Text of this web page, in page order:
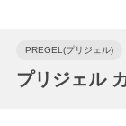
PREGEL(プリジェル)
プリジェル